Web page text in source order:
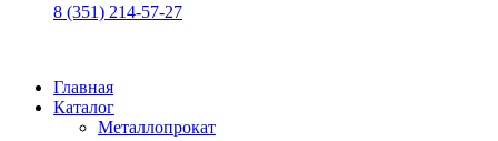
8 (351) 214-57-27
Главная
Каталог
Металлопрокат